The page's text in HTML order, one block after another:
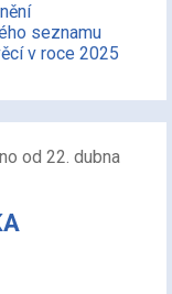
seznamu
v roce 2025
od 22. dubna